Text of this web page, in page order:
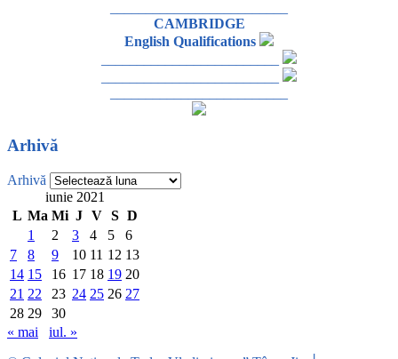
CAMBRIDGE
English Qualifications
Arhivă
Arhivă
iunie 2021
L Ma Mi J V S D
1
2 3 4 5
6
7
8 9 10 11 12 13
14 15 16 17 18 19 20
21 22 23 24 25 26 27
28 29
30
« mai
iul. »